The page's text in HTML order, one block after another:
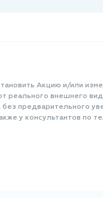
Акцию и/или
внешнего
предварительного
у консультантов по